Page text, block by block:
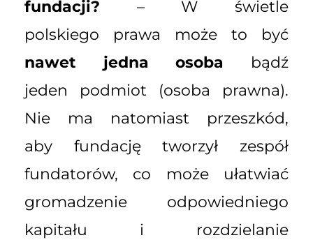
fundacji? – W świetle
polskiego prawa może to być
nawet jedna osoba bądź
jeden podmiot (osoba prawna).
Nie ma natomiast przeszkód,
aby fundację tworzył zespół
fundatorów, co może ułatwiać
gromadzenie odpowiedniego
kapitału i rozdzielanie